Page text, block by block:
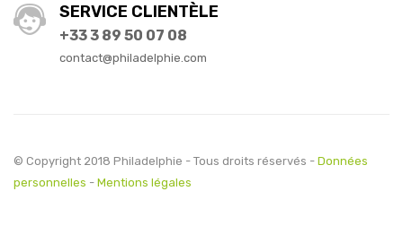
SERVICE CLIENTÈLE
+33 3 89 50 07 08
contact@philadelphie.com
© Copyright 2018 Philadelphie - Tous droits réservés - Données
personnelles - Mentions légales